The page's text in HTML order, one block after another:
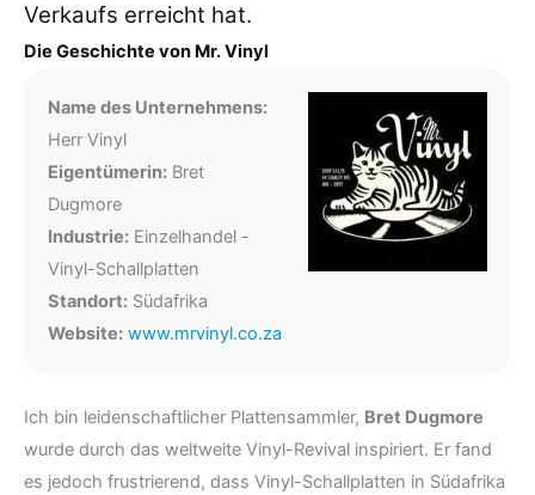
Verkaufs erreicht hat.
Die Geschichte von Mr. Vinyl
Name des Unternehmens:
Herr Vinyl
Eigentümerin: Bret
Dugmore
Industrie: Einzelhandel -
Vinyl-Schallplatten
Standort: Südafrika
Website: www.mrvinyl.co.za
Ich bin leidenschaftlicher Plattensammler, Bret Dugmore
wurde durch das weltweite Vinyl-Revival inspiriert. Er fand
es jedoch frustrierend, dass Vinyl-Schallplatten in Südafrika